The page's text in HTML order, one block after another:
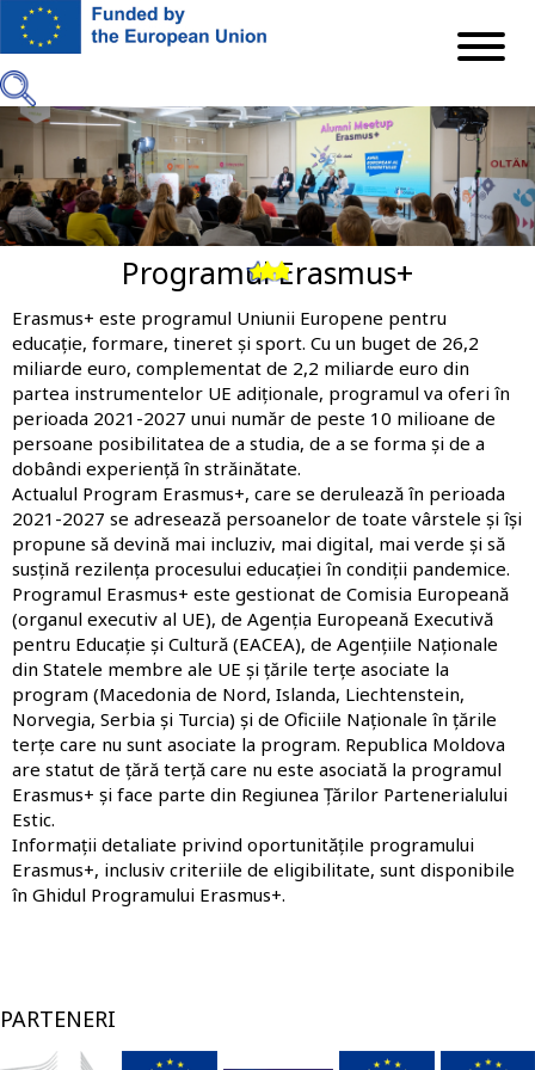
Mergi
principal
Programul Erasmus+
Erasmus+ este programul Uniunii Europene pentru
educație, formare, tineret și sport. Cu un buget de 26,2
miliarde euro, complementat de 2,2 miliarde euro din
partea instrumentelor UE adiționale, programul va oferi în
perioada 2021-2027 unui număr de peste 10 milioane de
persoane posibilitatea de a studia, de a se forma și de a
dobândi experiență în străinătate.
Actualul Program Erasmus+, care se derulează în perioada
2021-2027 se adresează persoanelor de toate vârstele și își
propune să devină mai incluziv, mai digital, mai verde și să
susțină rezilența procesului educației în condiții pandemice.
Programul Erasmus+ este gestionat de Comisia Europeană
(organul executiv al UE), de Agenția Europeană Executivă
pentru Educație și Cultură (EACEA), de Agențiile Naționale
din Statele membre ale UE și țările terțe asociate la
program (Macedonia de Nord, Islanda, Liechtenstein,
Norvegia, Serbia și Turcia) și de Oficiile Naționale în țările
terțe care nu sunt asociate la program. Republica Moldova
are statut de țără terță care nu este asociată la programul
Erasmus+ și face parte din Regiunea Țărilor Partenerialului
Estic.
Informații detaliate privind oportunitățile programului
Erasmus+, inclusiv criteriile de eligibilitate, sunt disponibile
în Ghidul Programului Erasmus+.
PARTENERI